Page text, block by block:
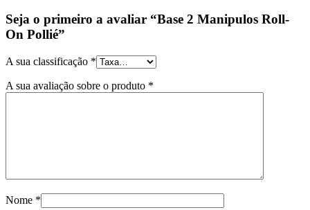
Seja o primeiro a avaliar “Base 2 Manipulos Roll-
On Pollié”
A sua classificação *
A sua avaliação sobre o produto *
Nome *